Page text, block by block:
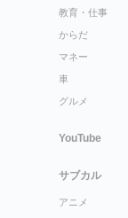
教育・仕事
からだ
マネー
車
グルメ
YouTube
サブカル
アニメ